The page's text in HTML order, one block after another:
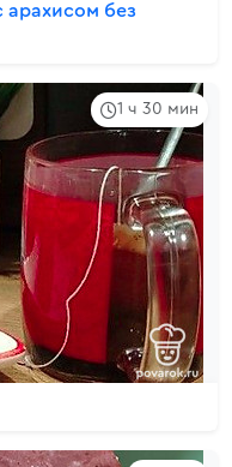
без
1 ч 30 мин